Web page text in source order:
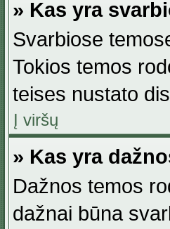
» Kas yra
Svarbiose
Tokios temos
teises nustato
Į viršų
» Kas yra
Dažnos temos
dažnai būna